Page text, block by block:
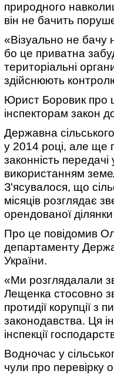
природного
він не бачить
«Візуально не бачу
бо це приватна
територіальні
здійснюють
Юрист Боровик про
інспекторам закон
Державна
у 2014 році, але ще
законність
використанням
З'ясувалося, що
місяців розглядає
орендованої
Про це повідомив
департаменту
України.
«Ми розглядалали
Лещенка стосовно
протидії корупції
законодавства. Ця
інспекції
Водночас у
чули про перевірку